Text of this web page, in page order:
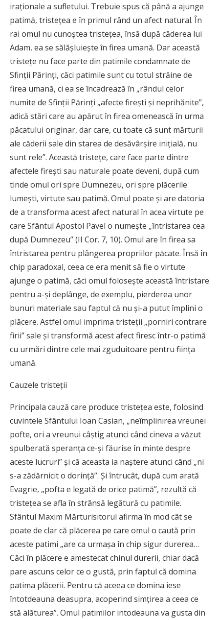
iraţionale a sufletului. Trebuie spus că până a ajunge
patimă, tristeţea e în primul rând un afect natural. În
rai omul nu cunoştea tristeţea, însă după căderea lui
Adam, ea se sălăşluieşte în firea umană. Dar această
tristeţe nu face parte din patimile condamnate de
Sfinţii Părinţi, căci patimile sunt cu totul străine de
firea umană, ci ea se încadrează în „rândul celor
numite de Sfinţii Părinţi „afecte fireşti şi neprihănite”,
adică stări care au apărut în firea omenească în urma
păcatului originar, dar care, cu toate că sunt mărturii
ale căderii sale din starea de desăvârşire iniţială, nu
sunt rele”. Această tristeţe, care face parte dintre
afectele fireşti sau naturale poate deveni, după cum
tinde omul ori spre Dumnezeu, ori spre plăcerile
lumeşti, virtute sau patimă. Omul poate şi are datoria
de a transforma acest afect natural în acea virtute pe
care Sfântul Apostol Pavel o numeşte „întristarea cea
după Dumnezeu” (II Cor. 7, 10). Omul are în firea sa
întristarea pentru plângerea propriilor păcate. Însă în
chip paradoxal, ceea ce era menit să fie o virtute
ajunge o patimă, căci omul foloseşte această întristare
pentru a-şi deplânge, de exemplu, pierderea unor
bunuri materiale sau faptul că nu şi-a putut împlini o
plăcere. Astfel omul imprima tristeţii „porniri contrare
firii” sale şi transformă acest afect firesc într-o patimă
cu urmări dintre cele mai zguduitoare pentru fiinţa
umană.
Cauzele tristeţii
Principala cauză care produce tristeţea este, folosind
cuvintele Sfântului Ioan Casian, „neîmplinirea vreunei
pofte, ori a vreunui câştig atunci când cineva a văzut
spulberată speranţa ce-şi făurise în minte despre
aceste lucruri” şi că aceasta ia naştere atunci când „ni
s-a zădărnicit o dorinţă”. Şi întrucât, după cum arată
Evagrie, „pofta e legată de orice patimă”, rezultă că
tristeţea se afla în strânsă legătură cu patimile.
Sfântul Maxim Mărturisitorul afirma în mod cât se
poate de clar că plăcerea pe care omul o caută prin
aceste patimi „are ca urmaşa în chip sigur durerea…
Căci în plăcere e amestecat chinul durerii, chiar dacă
pare ascuns celor ce o gustă, prin faptul că domina
patima plăcerii. Pentru că aceea ce domina iese
întotdeauna deasupra, acoperind simţirea a ceea ce
stă alăturea”. Omul patimilor intodeauna va gusta din